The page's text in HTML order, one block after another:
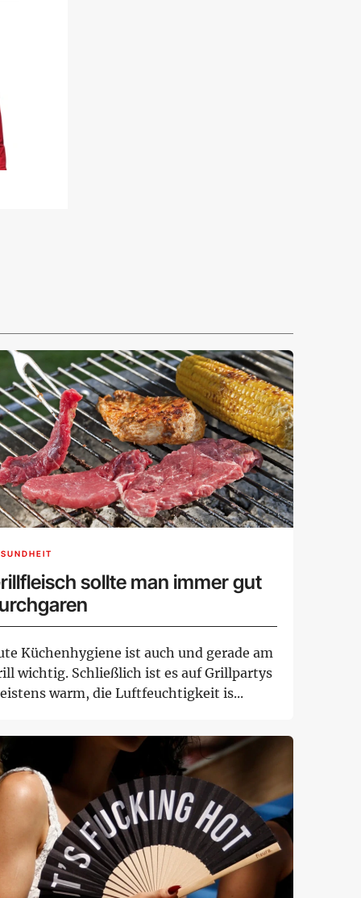
sollte man immer gut
Küchenhygiene ist auch und gerade am
wichtig. Schließlich ist es auf Grillpartys
warm, die Luftfeuchtigkeit is...